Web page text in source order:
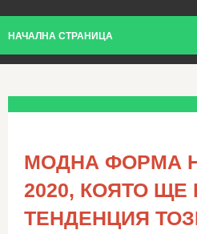
НАЧАЛНА СТРАНИЦА
МОДНА ФОРМА
2020, КОЯТО ЩЕ
ТЕНДЕНЦИЯ